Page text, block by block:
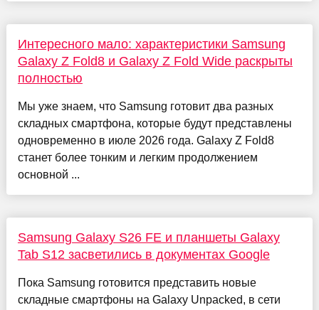
Интересного мало: характеристики Samsung
Galaxy Z Fold8 и Galaxy Z Fold Wide раскрыты
полностью
Мы уже знаем, что Samsung готовит два разных
складных смартфона, которые будут представлены
одновременно в июле 2026 года. Galaxy Z Fold8
станет более тонким и легким продолжением
основной ...
Samsung Galaxy S26 FE и планшеты Galaxy
Tab S12 засветились в документах Google
Пока Samsung готовится представить новые
складные смартфоны на Galaxy Unpacked, в сети